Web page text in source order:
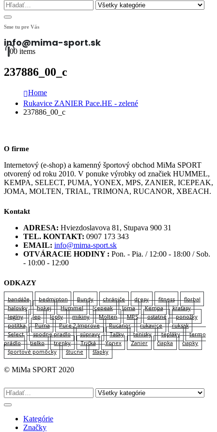
Sme tu pre Vás
info@mima-sport.sk
00 items
237886_00_c
Home
Rukavice ZANIER Pace.HE - zelené
237886_00_c
O firme
Internetový (e-shop) a kamenný športový obchod MiMa SPORT
otvorený od roku 2010. V ponuke výrobky od značiek HUMMEL,
KEMPA, SELECT, PUMA, YONEX, MPS, ZANIER, ICEPEAK,
JOMA, MOLTEN, TRIAL, TRIMONA, RUCANOR, XBEACH.
Kontakt
ADRESA: Hviezdoslavova 81, Stupava 900 31
TEL. KONTAKT: 0907 173 343
EMAIL: info@mima-sport.sk
OTVÁRACIE HODINY : Pon. - Pia. / 12:00 - 18:00 / Sob.
- 10:00 - 12:00
ODKAZY
bandáže bedminton Bundy chrániče dresy fitness
florbal
halovky
hokej Hummel Icepeak Joma Kempa
kraťasy
legíny
lep lopty mikiny Molten MPS ostatné
ponožky
potítka
Puma Pure 2 Improve Rucanor rukavice
ruksak
Select
spodne pradlo súpravy Tašky tenisky tepláky
termo
prádlo
tielko trenky Tričká Yonex Zanier čiapka
čiapky
športové pomôcky
štucne šľapky
© MiMa SPORT 2020
Kategórie
Značky